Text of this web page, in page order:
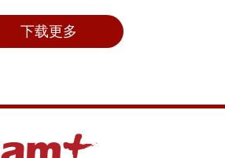
下载更多